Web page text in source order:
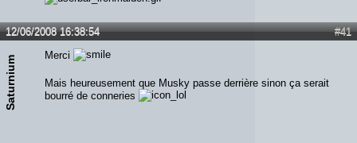
#41
12/06/2008 16:38:54
Saturnium Merci
Mais heureusement que Musky passe derrière sinon ça serait
bourré de conneries